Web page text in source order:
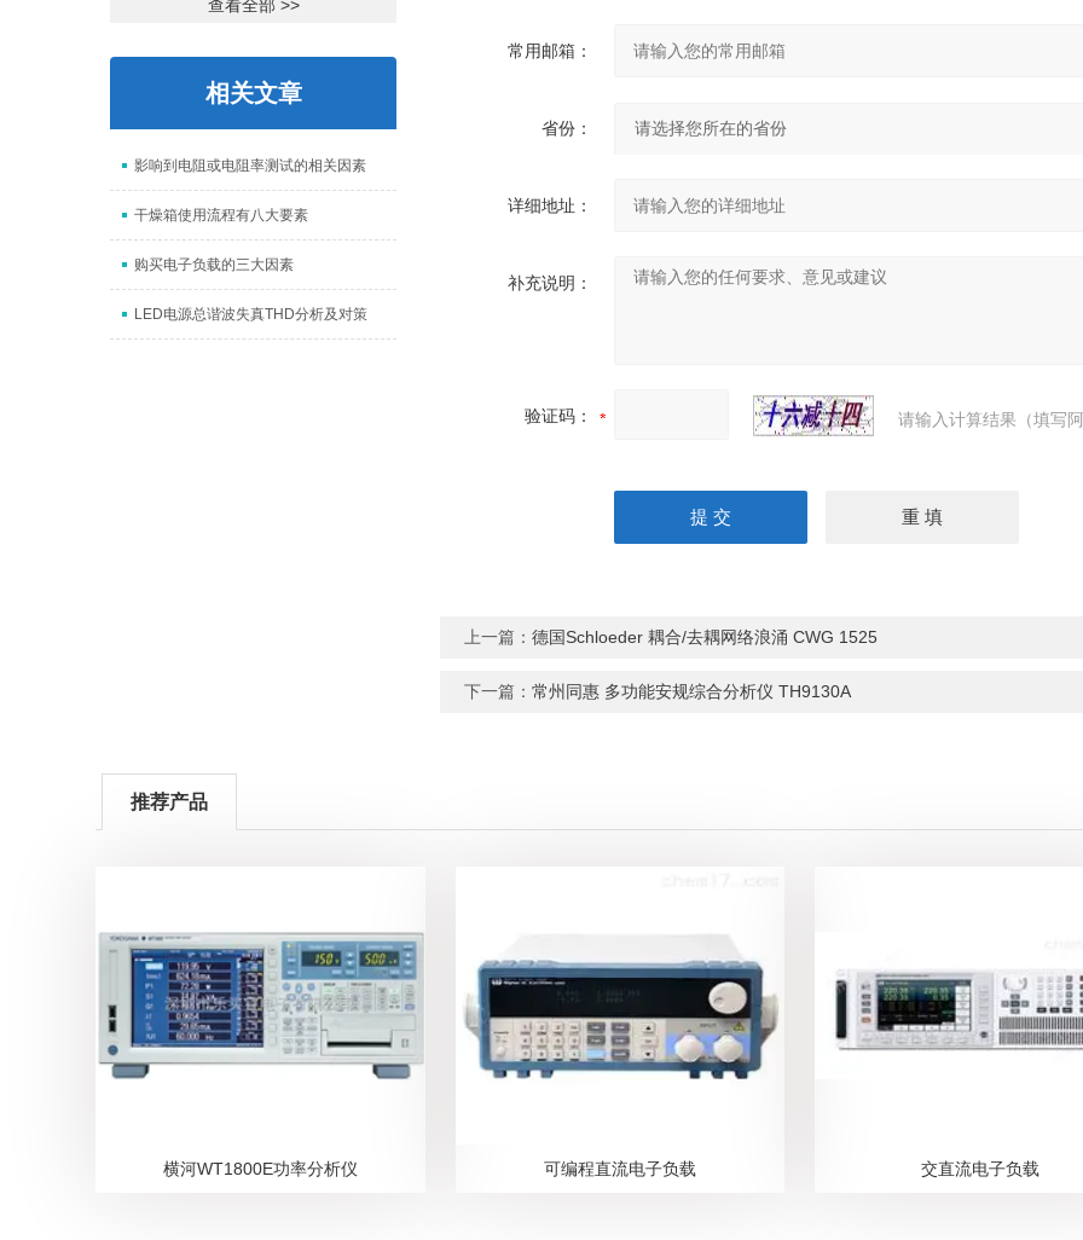
查看全部 >>
相关文章
影响到电阻或电阻率测试的相关因素
干燥箱使用流程有八大要素
购买电子负载的三大因素
LED电源总谐波失真THD分析及对策
常用邮箱：
省份：
详细地址：
补充说明：
验证码： 请输入计算结果（填写
上一篇： 德国Schloeder 耦合/去耦网络浪涌 CWG 1525
下一篇： 常州同惠 多功能安规综合分析仪 TH9130A
推荐产品
横河WT1800E功率分析仪 可编程直流电子负载 交直流电子负载